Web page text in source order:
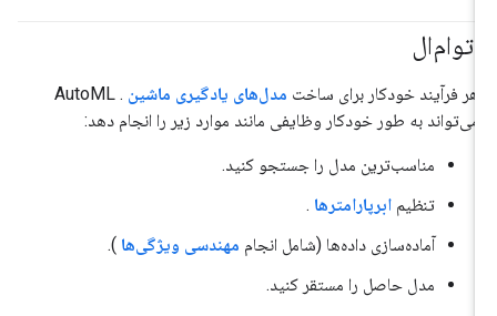
اتوام‌ال
هر فرآیند خودکار برای ساخت مدل‌های یادگیری ماشین
. AutoML
می‌تواند به طور خودکار وظایفی مانند موارد زیر را انجام دهد:
مناسب‌ترین مدل را جستجو کنید.
تنظیم ابرپارامترها .
آماده‌سازی داده‌ها (شامل انجام مهندسی ویژگی‌ها ).
مدل حاصل را مستقر کنید.